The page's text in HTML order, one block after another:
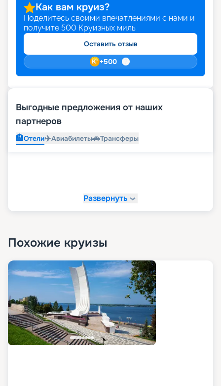
Как вам круиз?
Поделитесь своими впечатлениями с нами и
получите 500 Круизных миль
Оставить отзыв
+500
Выгодные предложения от наших
партнеров
🏨Отели✈️Авиабилеты🚗Трансферы
Развернуть
Похожие круизы